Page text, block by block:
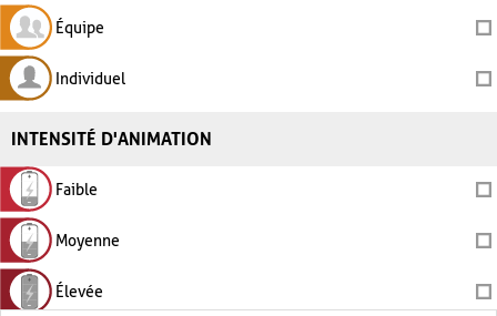
Équipe
Individuel
INTENSITÉ D'ANIMATION
Faible
Moyenne
Élevée